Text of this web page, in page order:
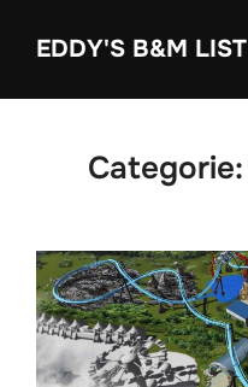
EDDY'S B&M LIST
Categorie: